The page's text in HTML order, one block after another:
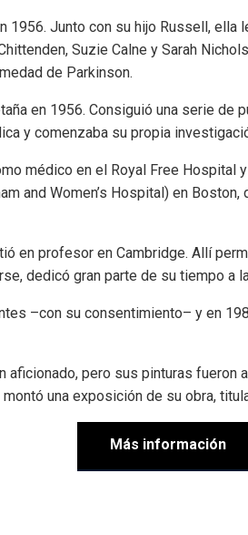
1956. Junto con su hijo Russell, ella
Suzie Calne y Sarah
de Parkinson.
en 1956. Consiguió una serie
y comenzaba su propia
médico en el Royal Free Hospital
and Women’s Hospital) en
en profesor en Cambridge. Allí
dedicó gran parte de su tiempo a
–con su consentimiento– y en
aficionado, pero sus pinturas fueron
una exposición de su obra,
Más información